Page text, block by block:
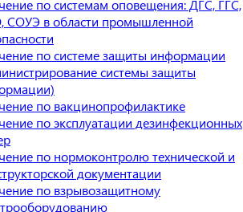
по системам оповещения: ДГС, ГГС,
СОУЭ в области промышленной
по системе защиты информации
системы защиты
по вакцинопрофилактике
по эксплуатации дезинфекционных
по нормоконтролю технической и
документации
по взрывозащитному